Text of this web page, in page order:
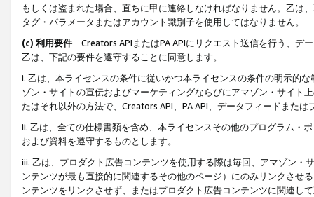
もしくは盗まれた場合、直ちに甲に連絡しなければなりません。乙は
タグ・パラメータまたはアカウント識別子を使用してはなりません。
(c) 利用要件 Creators APIまたはPA APIにリクエスト送信を行う、デ
乙は、下記の要件を遵守することに同意します。
i. 乙は、本ライセンスの条件に従いかつ本ライセンスの条件の明示的
ゾン・サイトの宣伝およびマーケティングならびにアマゾン・サイト
たはそれ以外の方法で、Creators API、PA API、データフィードまた
ii. 乙は、全ての仕様書類を含め、本ライセンスその他のプログラム・
および資料を遵守するものとします。
iii. 乙は、プロダクト広告コンテンツを使用する際は毎回、アマゾン
ンテンツが最も直接的に関連するその他のページ）にのみリンクさせ
ンテンツをリンクさせず、またはプロダクト広告コンテンツに関連し